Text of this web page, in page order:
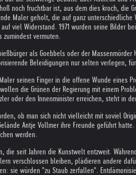
noch fruchtbar ist, aus dem dies kroch,
Maler geholt, die auf ganz
viel Widerstand. 1971 wurden seine Bilder
zumindest vermuten.
als Goebbels oder der
Beleidigungen nur selten verlegen,
seinen Finger in die offene Wunde
die Grünen der Regierung mit einem
oder den Innenminister erreichen, steht in
ob man sich nicht vielleicht mit soviel
Antje Vollmer ihre Freunde geführt
werden.
die seit Jahren die Kunstwelt entzweit.
verschlossen bleiben, plädieren andere
sie würden "zu Staub zerfallen".